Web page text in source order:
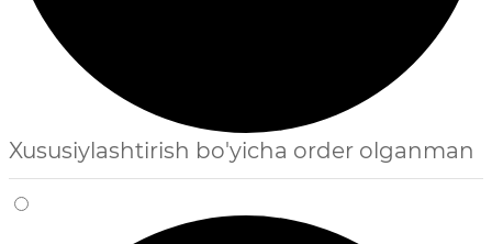
Xususiylashtirish bo'yicha order olganman